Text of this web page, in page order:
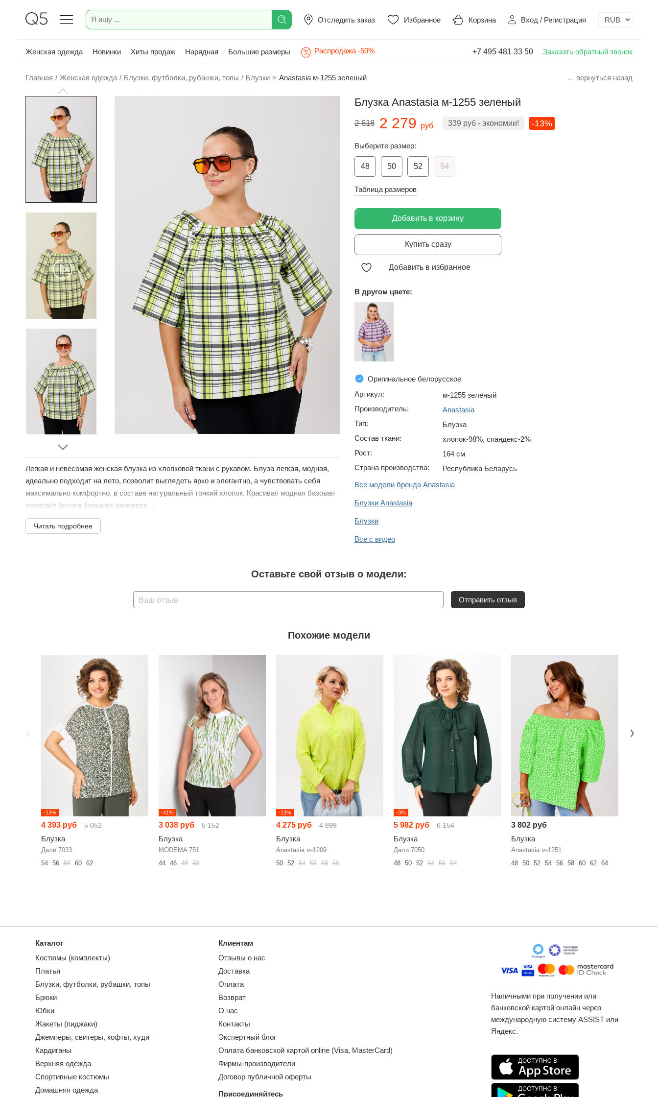
Отследить заказ Избранное Корзина Вход / Регистрация
Женская одежда Новинки Хиты продаж Нарядная Большие размеры Распродажа -50% +7 495 481 33 50 Заказать обратный звонок
Главная / Женская одежда / Блузки, футболки, рубашки, топы / Блузки > Anastasia м-1255 зеленый ← вернуться назад
Легкая и невесомая женская блузка из хлопковой ткани с рукавом. Блуза легкая, модная,
идеально подходит на лето, позволит выглядеть ярко и элегантно, а чувствовать себя
максимально комфортно, в составе натуральный тонкий хлопок. Красивая модная базовая
оверсайз блузка больших размеров ...
Читать подробнее
Блузка Anastasia м-1255 зеленый
2 618 2 279 руб 339 руб - экономии! -13%
Выберите размер:
48 50 52 54
Таблица размеров
Добавить в корзину
Купить сразу
Добавить в избранное
В другом цвете:
Оригинальное белорусское
Артикул:
м-1255 зеленый
Производитель:
Anastasia
Тип:
Блузка
Состав ткани:
хлопок-98%, спандекс-2%
Рост:
164 см
Страна производства:
Республика Беларусь
Все модели бренда Anastasia
Блузки Anastasia
Блузки
Все с видео
Оставьте свой отзыв о модели:
Ваш отзыв Отправить отзыв
Похожие модели
-13%
4 393 руб 5 052
Блузка
Дали 7033
54
56 58 60 62
-41%
3 038 руб 5 152
Блузка
MODEMA 751
44
46 48 50
-13%
4 275 руб 4 899
Блузка
Anastasia м-1209
50
52 54 56 58 60
-3%
5 982 руб 6 154
Блузка
Дали 7050
48
50 52 54 56 58
3 802 руб
Блузка
Anastasia м-1251
48
50 52 54 56 58 60 62 64
Каталог
Костюмы (комплекты)
Платья
Блузки, футболки, рубашки, топы
Брюки
Юбки
Жакеты (пиджаки)
Джемперы, свитеры, кофты, худи
Кардиганы
Верхняя одежда
Спортивные костюмы
Домашняя одежда
Клиентам
Отзывы о нас
Доставка
Оплата
Возврат
О нас
Контакты
Экспертный блог
Оплата банковской картой online (Visa, MasterCard)
Фирмы-производители
Договор публичной оферты
Присоединяйтесь
Наличными при получении или
банковской картой онлайн через
международную систему ASSIST или
Яндекс.